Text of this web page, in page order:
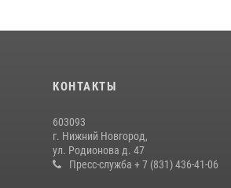
КОНТАКТЫ
603093
г. Нижний Новгород,
ул. Родионова д. 47
Пресс-служба + 7 (831) 436-41-06